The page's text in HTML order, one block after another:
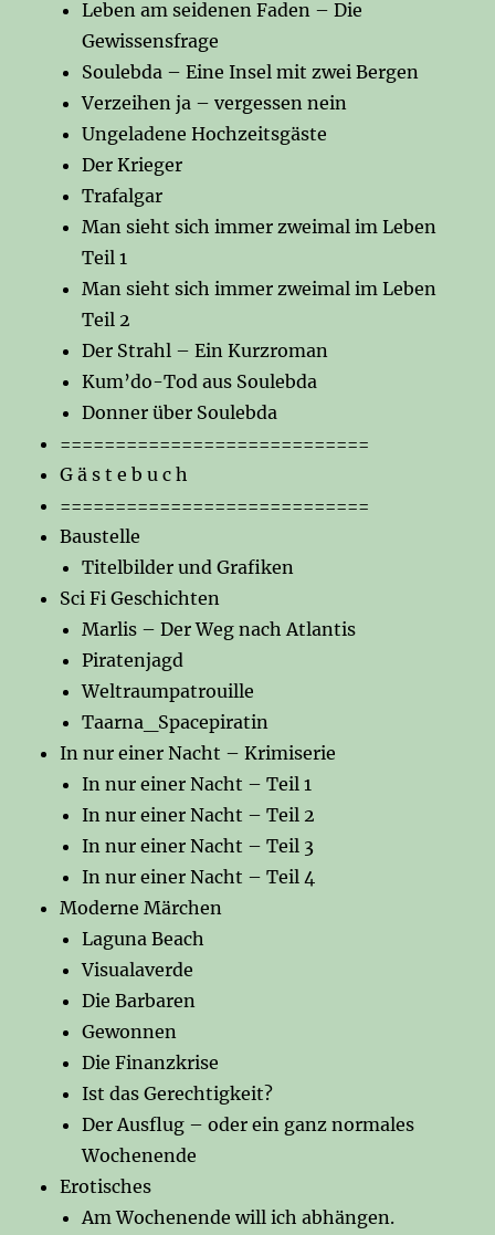
Leben am seidenen Faden – Die
Gewissensfrage
Soulebda – Eine Insel mit zwei Bergen
Verzeihen ja – vergessen nein
Ungeladene Hochzeitsgäste
Der Krieger
Trafalgar
Man sieht sich immer zweimal im Leben
Teil 1
Man sieht sich immer zweimal im Leben
Teil 2
Der Strahl – Ein Kurzroman
Kum’do-Tod aus Soulebda
Donner über Soulebda
============================
G ä s t e b u c h
============================
Baustelle
Titelbilder und Grafiken
Sci Fi Geschichten
Marlis – Der Weg nach Atlantis
Piratenjagd
Weltraumpatrouille
Taarna_Spacepiratin
In nur einer Nacht – Krimiserie
In nur einer Nacht – Teil 1
In nur einer Nacht – Teil 2
In nur einer Nacht – Teil 3
In nur einer Nacht – Teil 4
Moderne Märchen
Laguna Beach
Visualaverde
Die Barbaren
Gewonnen
Die Finanzkrise
Ist das Gerechtigkeit?
Der Ausflug – oder ein ganz normales
Wochenende
Erotisches
Am Wochenende will ich abhängen.